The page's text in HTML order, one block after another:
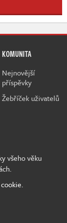
KOMUNITA
Nejnovější
příspěvky
Žebříček uživatelů
všeho věku